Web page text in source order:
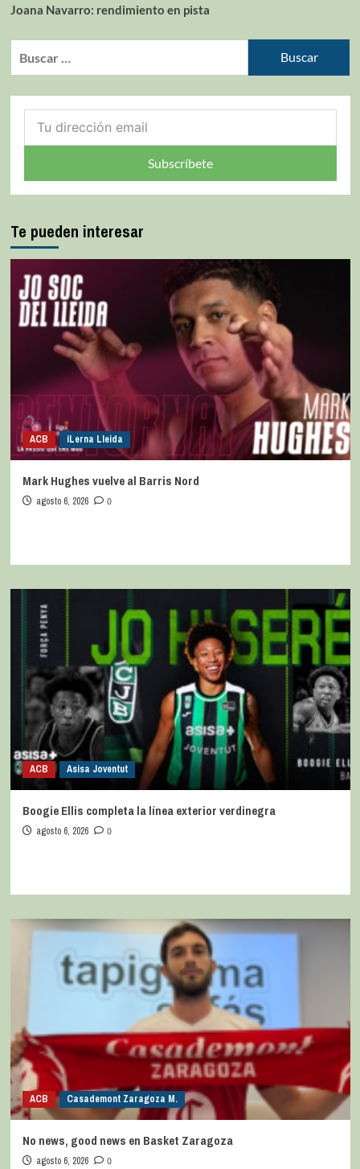
Joana Navarro: rendimiento en pista
Subscríbete
Te pueden interesar
ACB iLerna Lleida
Mark Hughes vuelve al Barris Nord
agosto 6, 2026 0
ACB Asisa Joventut
Boogie Ellis completa la línea exterior verdinegra
agosto 6, 2026 0
ACB Casademont Zaragoza M.
No news, good news en Basket Zaragoza
agosto 6, 2026 0